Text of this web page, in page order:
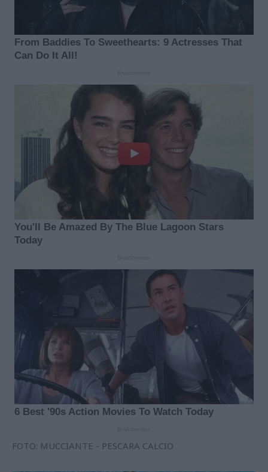
FOTO: MUCCIANTE - PESCARA CALCIO